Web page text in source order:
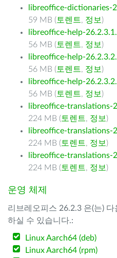
libreoffice-dictionaries-
59 MB ( 토렌트, 정보 )
libreoffice-help-
56 MB ( 토렌트, 정보 )
libreoffice-help-
56 MB ( 토렌트, 정보 )
libreoffice-help-
56 MB ( 토렌트, 정보 )
libreoffice-translations-
224 MB ( 토렌트, 정보 )
libreoffice-translations-
224 MB ( 토렌트, 정보 )
libreoffice-translations-
224 MB ( 토렌트, 정보 )
운영 체제
리브레오피스 26.2.3 은(는)
하실 수 있습니다.:
Linux Aarch64 (deb)
Linux Aarch64 (rpm)